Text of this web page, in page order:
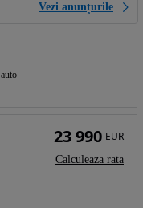
Vezi anunțurile
23 990 EUR
Calculeaza rata